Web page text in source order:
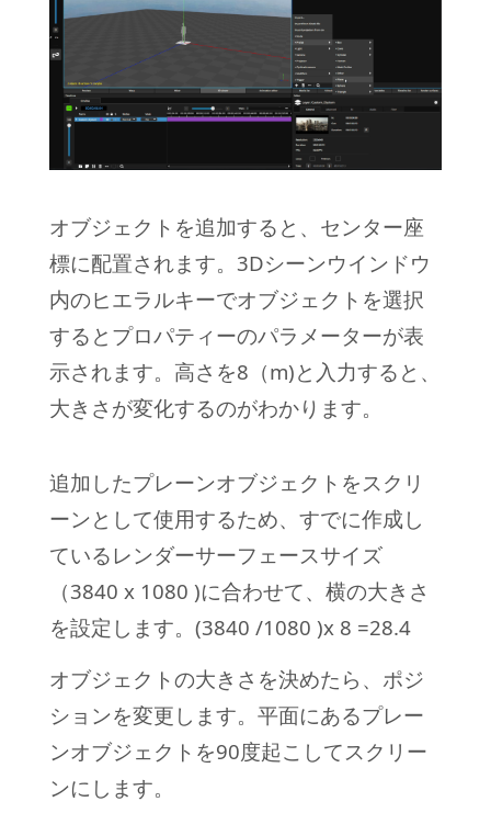
オブジェクトを追加すると、センター座
標に配置されます。3Dシーンウインドウ
内のヒエラルキーでオブジェクトを選択
するとプロパティーのパラメーターが表
示されます。高さを8（m)と入力すると、
大きさが変化するのがわかります。
追加したプレーンオブジェクトをスクリ
ーンとして使用するため、すでに作成し
ているレンダーサーフェースサイズ
（3840 x 1080 )に合わせて、横の大きさ
を設定します。(3840 /1080 )x 8 =28.4
オブジェクトの大きさを決めたら、ポジ
ションを変更します。平面にあるプレー
ンオブジェクトを90度起こしてスクリー
ンにします。